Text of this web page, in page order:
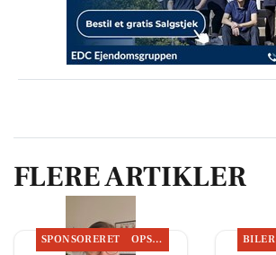
FLERE ARTIKLER
SPONSORERET OPSLAGSTAVLEN BILER